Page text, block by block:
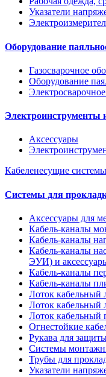
Указатели
Оборудование
Газосварочное
Оборудование
Электроинструменты
Аксессуары
Кабеленесущие системы
Системы для
Аксессуары для
Кабель-каналы
Кабель-каналы
Кабель-каналы
ЭУИ) и
Кабель-каналы
Кабель-каналы
Лоток кабельный
Лоток кабельный
Лоток кабельный
Огнестойкие
Рукава для
Системы
Трубы для
Указатели